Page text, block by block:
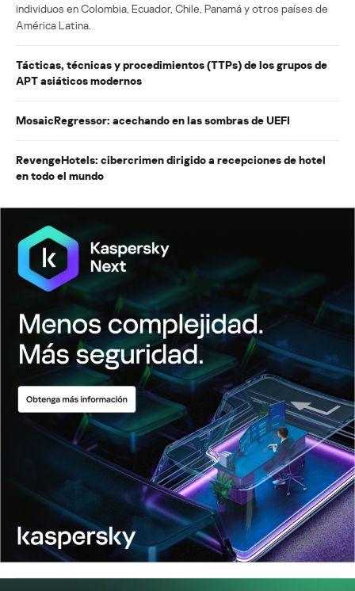
individuos en Colombia, Ecuador, Chile, Panamá y otros países de
América Latina.
Tácticas, técnicas y procedimientos (TTPs) de los grupos de
APT asiáticos modernos
MosaicRegressor: acechando en las sombras de UEFI
RevengeHotels: cibercrimen dirigido a recepciones de hotel
en todo el mundo